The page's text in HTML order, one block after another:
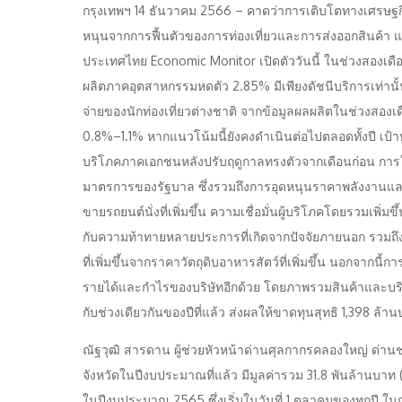
กรุงเทพฯ 14 ธันวาคม 2566 – คาดว่าการเติบโตทางเศร
หนุนจากการฟื้นตัวของการท่องเที่ยวและการส่งออกสินค้า
ประเทศไทย Economic Monitor เปิดตัววันนี้ ในช่วงสอง
ผลิตภาคอุตสาหกรรมหดตัว 2.85% มีเพียงดัชนีบริการเท่า
จ่ายของนักท่องเที่ยวต่างชาติ จากข้อมูลผลผลิตในช่วงสอง
0.8%–1.1% หากแนวโน้มนี้ยังคงดำเนินต่อไปตลอดทั้งปี เป้
บริโภคภาคเอกชนหลังปรับฤดูกาลทรงตัวจากเดือนก่อน ก
มาตรการของรัฐบาล ซึ่งรวมถึงการอุดหนุนราคาพลังงาน
ขายรถยนต์นั่งที่เพิ่มขึ้น ความเชื่อมั่นผู้บริโภคโดยรวมเพิ่ม
กับความท้าทายหลายประการที่เกิดจากปัจจัยภายนอก รว
ที่เพิ่มขึ้นจากราคาวัตถุดิบอาหารสัตว์ที่เพิ่มขึ้น นอกจากนี้ก
รายได้และกำไรของบริษัทอีกด้วย โดยภาพรวมสินค้าและบ
กับช่วงเดียวกันของปีที่แล้ว ส่งผลให้ขาดทุนสุทธิ 1,398 ล้าน
ณัฐวุฒิ สารดาน ผู้ช่วยหัวหน้าด่านศุลกากรคลองใหญ่ ด่านช
จังหวัดในปีงบประมาณที่แล้ว มีมูลค่ารวม 31.8 พันล้านบาท